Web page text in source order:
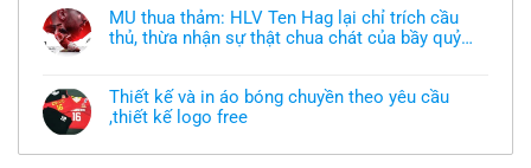
áo
thun
đồng
chưa
có
mẫu
thì
làm
bình
luận
ở
Xưởng
khoác
theo
yêu
thiết
MU thua thảm: HLV Ten Hag lại chỉ trích cầu
thủ, thừa nhận sự thật chua chát của bầy quỷ
bình
luận
ở
MU
thảm:
Thiết kế và in áo bóng chuyền theo yêu cầu
,thiết kế logo free
có